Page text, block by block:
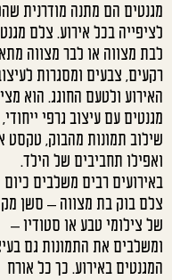
מגנטים הם מתנה מודרנית
לציפייה בכל אירוע. צלם
לבת מצווה או לבר מצווה
רקעים, צבעים ומסגרות
האירוע ולטעם החוגג. הוא
מגנטים עם עיצוב גרפי ייחודי,
שילוב תמונות מהבוק, טקסט
ואפילו תחביבים של הילד.
באירועים רבים משלבים כיום
צלם בוק בת מצווה – סשן
של צילומי טבע או סטודיו –
ומשלבים את התמונות גם
המגנטים באירוע. כך כל אורח